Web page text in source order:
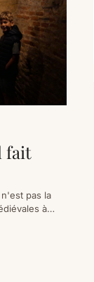
fait
pas la
à
de